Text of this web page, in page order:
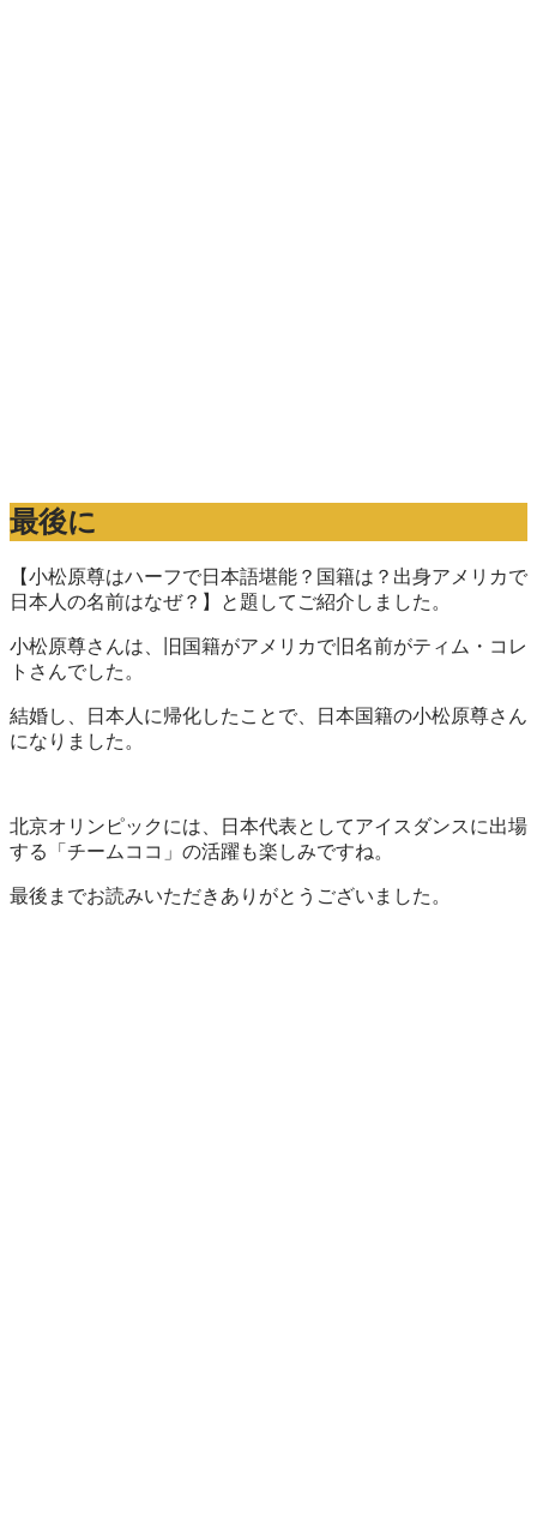
最後に
【小松原尊はハーフで日本語堪能？国籍は？出身アメリカで
日本人の名前はなぜ？】と題してご紹介しました。
小松原尊さんは、旧国籍がアメリカで旧名前がティム・コレ
トさんでした。
結婚し、日本人に帰化したことで、日本国籍の小松原尊さん
になりました。
北京オリンピックには、日本代表としてアイスダンスに出場
する「チームココ」の活躍も楽しみですね。
最後までお読みいただきありがとうございました。